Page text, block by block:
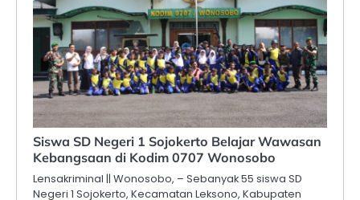
Siswa SD Negeri 1 Sojokerto Belajar Wawasan
Kebangsaan di Kodim 0707 Wonosobo
Lensakriminal || Wonosobo, – Sebanyak 55 siswa SD
Negeri 1 Sojokerto, Kecamatan Leksono, Kabupaten